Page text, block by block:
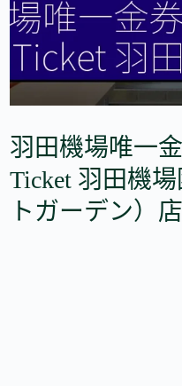
羽田機場唯一
Ticket 羽田機
トガーデン）